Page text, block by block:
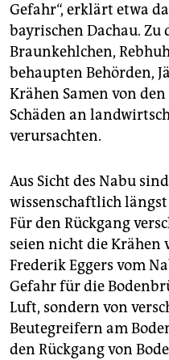
Gefahr“, erklärt etwa
bayrischen Dachau.
Braunkehlchen,
behaupten Behörden,
Krähen Samen von
Schäden an
verursachten.
Aus Sicht des Nabu
wissenschaftlich
Für den Rückgang
seien nicht die Krähen
Frederik Eggers vom
Gefahr für die
Luft, sondern von
Beutegreifern am
den Rückgang von